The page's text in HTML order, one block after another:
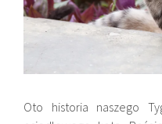
Oto historia naszego